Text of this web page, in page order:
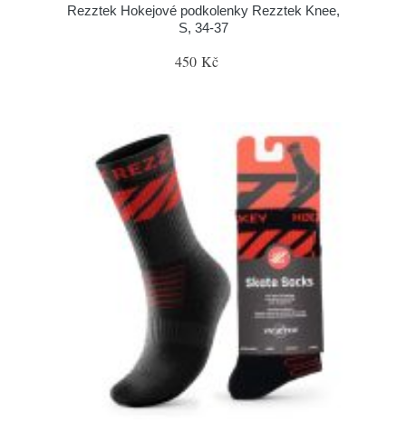
Rezztek Hokejové podkolenky Rezztek Knee,
S, 34-37
450 Kč